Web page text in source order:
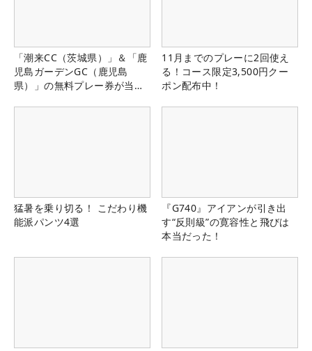
「潮来CC（茨城県）」＆「鹿
児島ガーデンGC（鹿児島
県）」の無料プレー券が当た
11月までのプレーに2回使え
る！コース限定3,500円クー
ポン配布中！
猛暑を乗り切る！ こだわり機
能派パンツ4選
『G740』アイアンが引き出
す“反則級”の寛容性と飛びは
本当だった！